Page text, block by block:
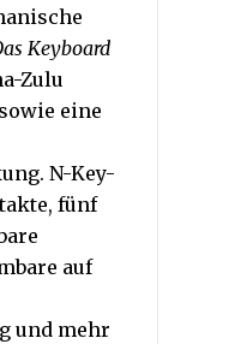
Keyboard
Zulu
eine
N-Key-
fünf
auf
und mehr